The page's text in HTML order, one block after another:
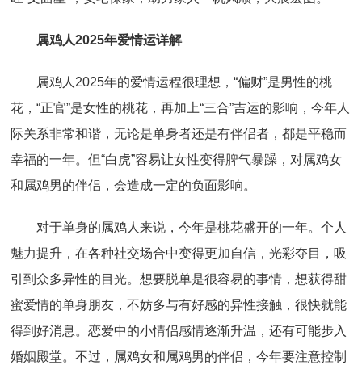
属鸡人2025年爱情运详解
属鸡人2025年的爱情运程很理想，“偏财”是男性的桃
花，“正官”是女性的桃花，再加上“三合”吉运的影响，今年人
际关系非常和谐，无论是单身者还是有伴侣者，都是平稳而
幸福的一年。但“白虎”容易让女性变得脾气暴躁，对属鸡女
和属鸡男的伴侣，会造成一定的负面影响。
对于单身的属鸡人来说，今年是桃花盛开的一年。个人
魅力提升，在各种社交场合中变得更加自信，光彩夺目，吸
引到众多异性的目光。想要脱单是很容易的事情，想获得甜
蜜爱情的单身朋友，不妨多与有好感的异性接触，很快就能
得到好消息。恋爱中的小情侣感情逐渐升温，还有可能步入
婚姻殿堂。不过，属鸡女和属鸡男的伴侣，今年要注意控制